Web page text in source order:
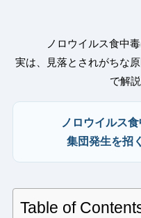
ノロウイルス食中
実は、見落とされがちな
で解
ノロウイルス
集団発生を招
Table of